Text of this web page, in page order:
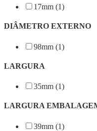
17mm (1)
DIÂMETRO EXTERNO
98mm (1)
LARGURA
35mm (1)
LARGURA
39mm (1)